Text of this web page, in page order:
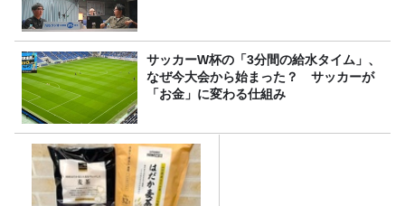
サッカーW杯の「3分間の給水タイム」、
なぜ今大会から始まった？ サッカーが
「お金」に変わる仕組み